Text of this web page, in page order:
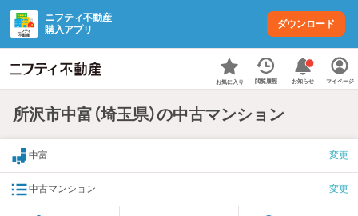
ニフティ不動産
購入アプリ
ダウンロード
お気に入り 閲覧履歴 お知らせ マイページ
所沢市中富（埼玉県）の中古マンション
中富 変更
中古マンション 変更